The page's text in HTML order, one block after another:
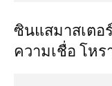
ซินแสมาสเตอ
ความเชื่อ โหร